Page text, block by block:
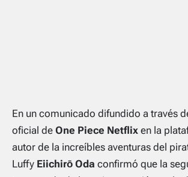
En un comunicado difundido a través
oficial de One Piece Netflix en la
autor de la increíbles aventuras del
Luffy Eiichirō Oda confirmó que la